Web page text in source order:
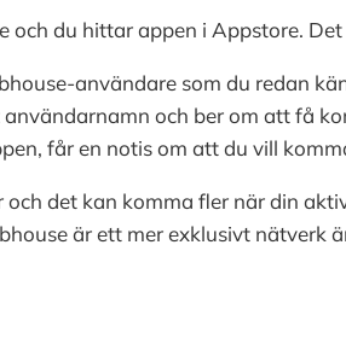
och du hittar appen i Appstore.
användare som du redan
och ber om att få
får en notis om att du vill
det kan komma fler när din
är ett mer exklusivt nätverk